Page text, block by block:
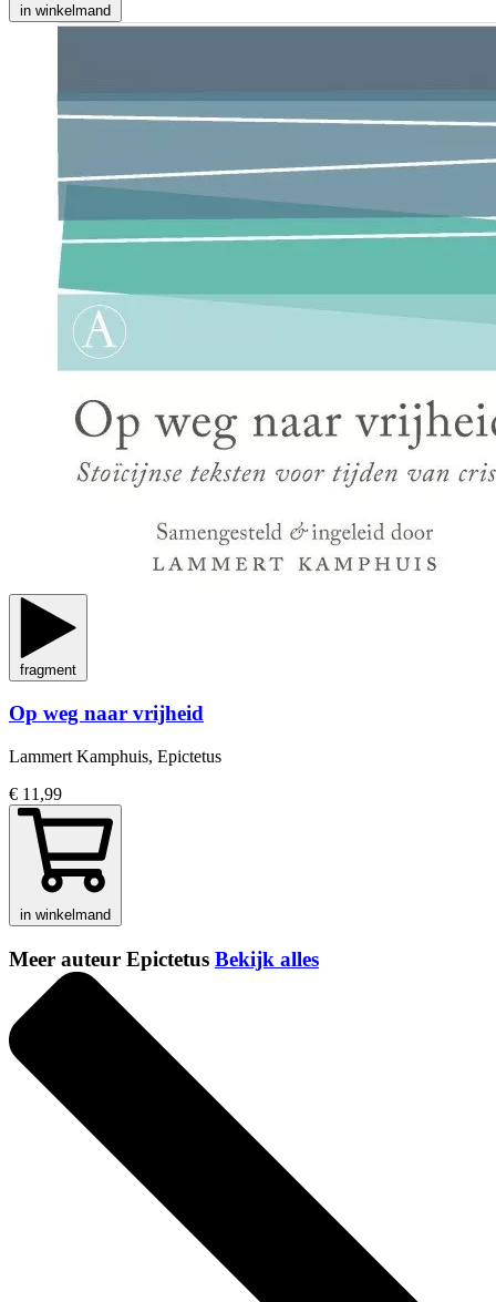
in winkelmand
fragment
Op weg naar vrijheid
Lammert Kamphuis, Epictetus
€ 11,99
in winkelmand
Meer auteur Epictetus Bekijk alles